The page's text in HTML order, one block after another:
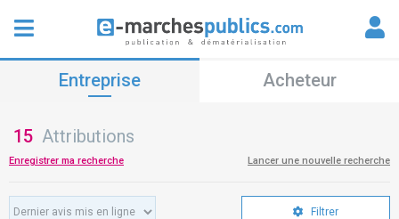
Entreprise Acheteur
15 Attributions
Enregistrer ma recherche Lancer une nouvelle recherche
Filtrer